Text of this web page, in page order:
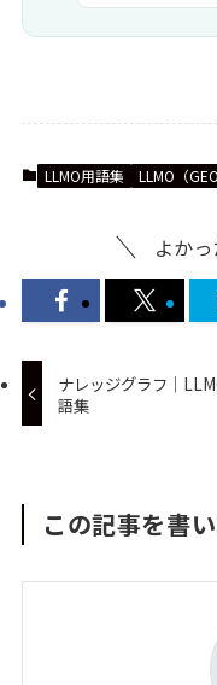
LLMO用語集 LLMO（
よか
ナレッジグラフ｜
語集
この記事を書